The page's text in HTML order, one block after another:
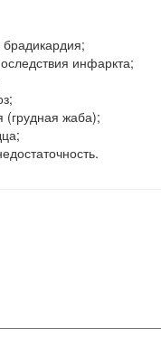
инфаркта;
(грудная жаба);